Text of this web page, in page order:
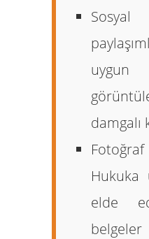
damgalı
Hukuka
elde
belgeler